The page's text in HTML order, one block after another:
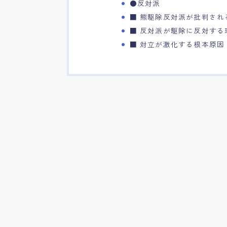
●反対派
■ 熊駆除反対派が批判され
■ 反対派が駆除に反対する
■ 対立が激化する根本原因